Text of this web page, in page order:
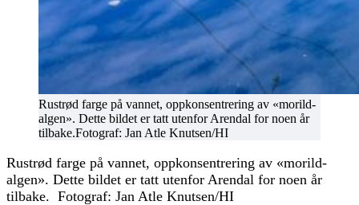
Rustrød farge på vannet, oppkonsentrering av «morild-
algen». Dette bildet er tatt utenfor Arendal for noen år
tilbake.Fotograf: Jan Atle Knutsen/HI
Rustrød farge på vannet, oppkonsentrering av «morild-
algen». Dette bildet er tatt utenfor Arendal for noen år
tilbake. Fotograf: Jan Atle Knutsen/HI